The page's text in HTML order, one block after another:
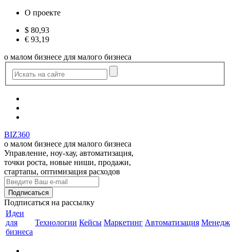
О проекте
$ 80,93
€ 93,19
о малом бизнесе для малого бизнеса
BIZ360
о малом бизнесе для малого бизнеса
Управление, ноу-хау, автоматизация,
точки роста, новые ниши, продажи,
стартапы, оптимизация расходов
Подписаться на рассылку
Идеи
для
бизнеса
Технологии Кейсы Маркетинг Автоматизация